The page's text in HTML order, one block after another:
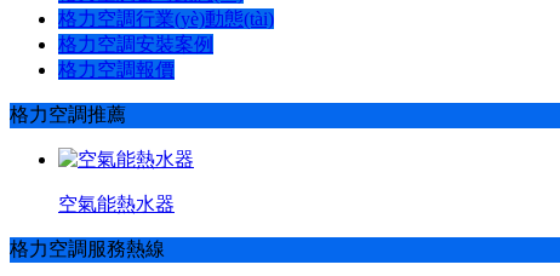
格力空調行業(yè)動態(tài)
格力空調安裝案例
格力空調報價
格力空調推薦
空氣能熱水器
格力空調服務熱線